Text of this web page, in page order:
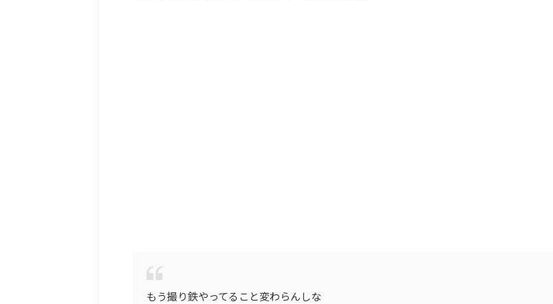
もう撮り鉄やってること変わらんしな